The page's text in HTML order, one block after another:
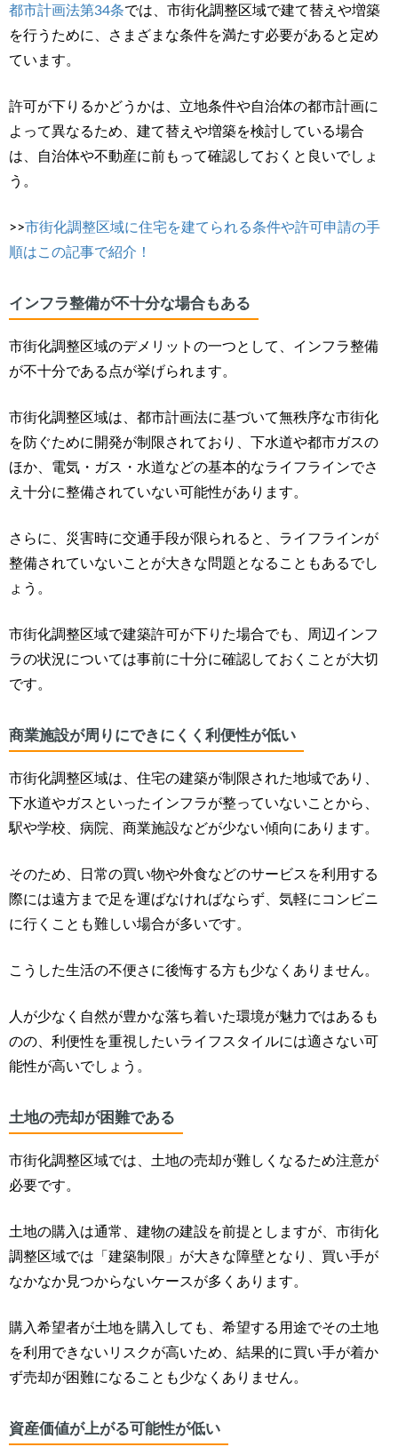
都市計画法第34条では、市街化調整区域で建て替えや増築
を行うために、さまざまな条件を満たす必要があると定め
ています。
許可が下りるかどうかは、立地条件や自治体の都市計画に
よって異なるため、建て替えや増築を検討している場合
は、自治体や不動産に前もって確認しておくと良いでしょ
う。
>>市街化調整区域に住宅を建てられる条件や許可申請の手
順はこの記事で紹介！
インフラ整備が不十分な場合もある
市街化調整区域のデメリットの一つとして、 インフラ整備
が不十分である点が挙げられます。
市街化調整区域は、都市計画法に基づいて無秩序な市街化
を防ぐために開発が制限されており、下水道や都市ガスの
ほか、電気・ガス・水道などの基本的なライフラインでさ
え十分に整備されていない可能性があります。
さらに、災害時に交通手段が限られると、ライフラインが
整備されていないことが大きな問題となることもあるでし
ょう。
市街化調整区域で建築許可が下りた場合でも、周辺インフ
ラの状況については事前に十分に確認しておくことが大切
です。
商業施設が周りにできにくく利便性が低い
市街化調整区域は、住宅の建築が制限された地域であり、
下水道やガスといったインフラが整っていないことから、
駅や学校、病院、商業施設などが少ない傾向にあります。
そのため、日常の買い物や外食などのサービスを利用する
際には遠方まで足を運ばなければならず、気軽にコンビニ
に行くことも難しい場合が多いです。
こうした生活の不便さに後悔する方も少なくありません。
人が少なく自然が豊かな落ち着いた環境が魅力ではあるも
のの、利便性を重視したいライフスタイルには適さない可
能性が高いでしょう。
土地の売却が困難である
市街化調整区域では、土地の売却が難しくなるため注意が
必要です。
土地の購入は通常、建物の建設を前提としますが、市街化
調整区域では「建築制限」が大きな障壁となり、買い手が
なかなか見つからないケースが多くあります。
購入希望者が土地を購入しても、希望する用途でその土地
を利用できないリスクが高いため、結果的に買い手が着か
ず売却が困難になることも少なくありません。
資産価値が上がる可能性が低い